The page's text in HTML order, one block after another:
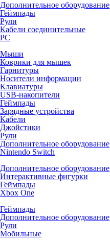
Дополнительное оборудование
Геймпады
Рули
Кабели соединительные
PC
Мыши
Коврики для мышек
Гарнитуры
Носители информации
Клавиатуры
USB-накопители
Геймпады
Зарядные устройства
Кабели
Джойстики
Рули
Дополнительное оборудование
Nintendo Switch
Дополнительное оборудование
Интерактивные фигурки
Геймпады
Xbox One
Геймпады
Дополнительное оборудование
Рули
Мобильные